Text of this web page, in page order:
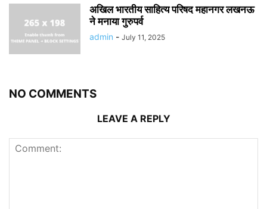
अखिल भारतीय साहित्य परिषद महानगर लखनऊ
ने मनाया गुरुपर्व
admin - July 11, 2025
NO COMMENTS
LEAVE A REPLY